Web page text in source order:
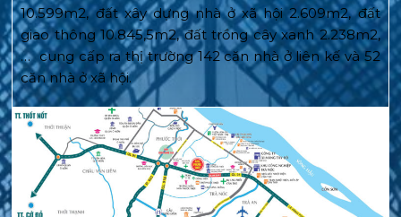
10.599m2, đất xây dựng nhà ở xã hội 2.609m2, đất
giao thông 10.845,5m2, đất trồng cây xanh 2.238m2,
… cung cấp ra thị trường 142 căn nhà ở liên kế và 52
căn nhà ở xã hội.